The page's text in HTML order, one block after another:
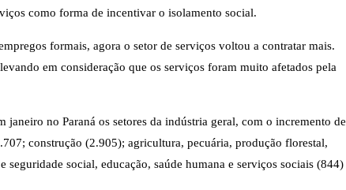
como forma de incentivar o isolamento social.
formais, agora o setor de serviços voltou a contratar mais.
em consideração que os serviços foram muito afetados pela
no Paraná os setores da indústria geral, com o incremento de
construção (2.905); agricultura, pecuária, produção florestal,
social, educação, saúde humana e serviços sociais (844)